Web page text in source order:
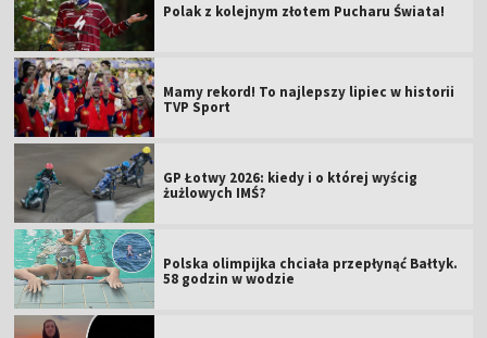
Polak z kolejnym złotem Pucharu Świata!
Mamy rekord! To najlepszy lipiec w historii
TVP Sport
GP Łotwy 2026: kiedy i o której wyścig
żużlowych IMŚ?
Polska olimpijka chciała przepłynąć Bałtyk.
58 godzin w wodzie